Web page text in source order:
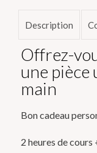
Description
Offrez-
une pièce
main
Bon cadeau
2 heures de